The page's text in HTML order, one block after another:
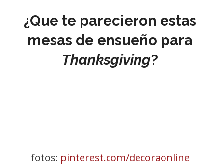
¿Que te parecieron estas
mesas de ensueño para
Thanksgiving?
fotos: pinterest.com/decoraonline